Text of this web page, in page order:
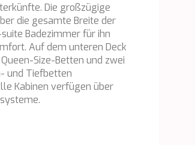
Die großzügige
die gesamte Breite der
Badezimmer für ihn
Auf dem unteren Deck
Size-Betten und zwei
und Tiefbetten
Kabinen verfügen über